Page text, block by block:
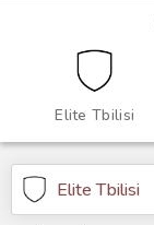
Elite Tbilisi
Elite Tbilisi